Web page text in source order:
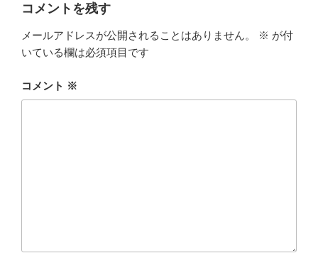
コメントを残す
メールアドレスが公開されることはありません。 ※ が付
いている欄は必須項目です
コメント ※